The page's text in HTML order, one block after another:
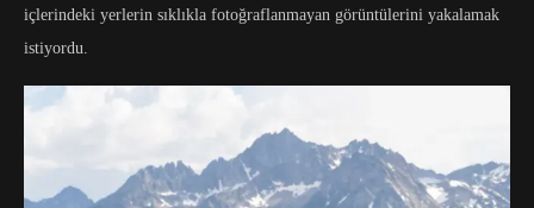
içlerindeki yerlerin sıklıkla fotoğraflanmayan görüntülerini yakalamak
istiyordu.